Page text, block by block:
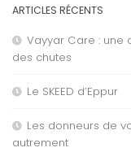
ARTICLES RÉCENTS
Vayyar Care : une
des chutes
Le SKEED d’Eppur
Les donneurs de
autrement